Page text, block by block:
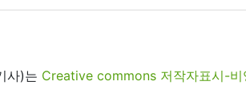
사)는 Creative commons 저작자표시-비